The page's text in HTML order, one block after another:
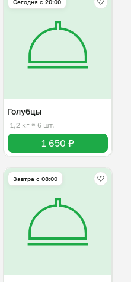
Сегодня с 20:00
Голубцы
1,2 кг ≈ 6 шт.
1 650 ₽
Завтра c 08:00